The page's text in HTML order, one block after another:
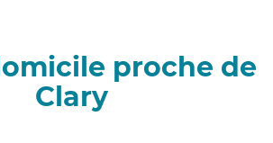
proche de
Clary